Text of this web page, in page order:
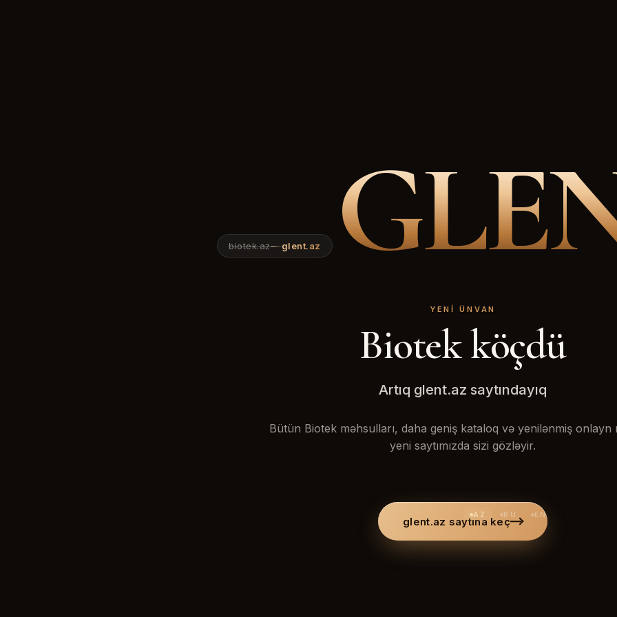
biotek.az glent.az
YENI ÜNVAN
Biotek köçdü
Artıq glent.az saytındayıq
Bütün Biotek məhsulları, daha geniş kataloq və yenilənmiş onlayn
yeni saytımızda sizi gözləyir.
glent.az saytına keç
AZ RU EN